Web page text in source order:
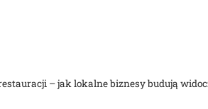
– jak lokalne biznesy budują